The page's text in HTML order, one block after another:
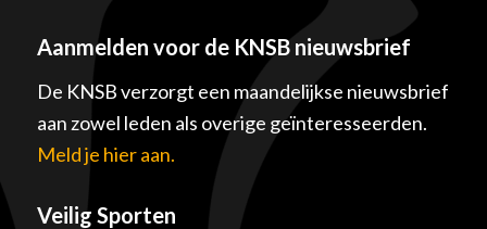
Aanmelden voor de KNSB nieuwsbrief
De KNSB verzorgt een maandelijkse nieuwsbrief
aan zowel leden als overige geïnteresseerden.
Meld je hier aan.
Veilig Sporten